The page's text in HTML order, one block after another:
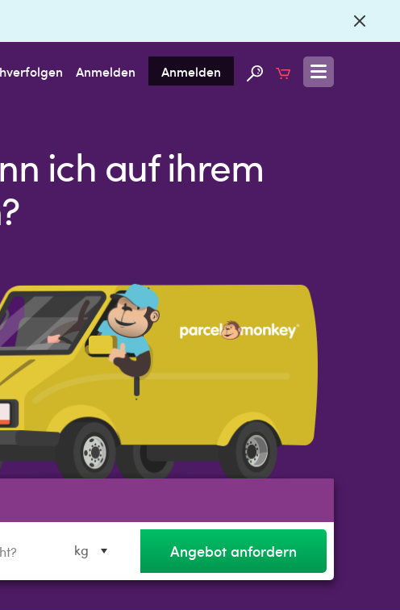
Anmelden Anmelden
ich auf ihrem
kg Angebot anfordern